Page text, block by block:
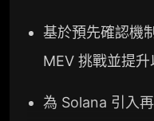
基於預先確認機
MEV 挑戰並提
為 Solana 引入